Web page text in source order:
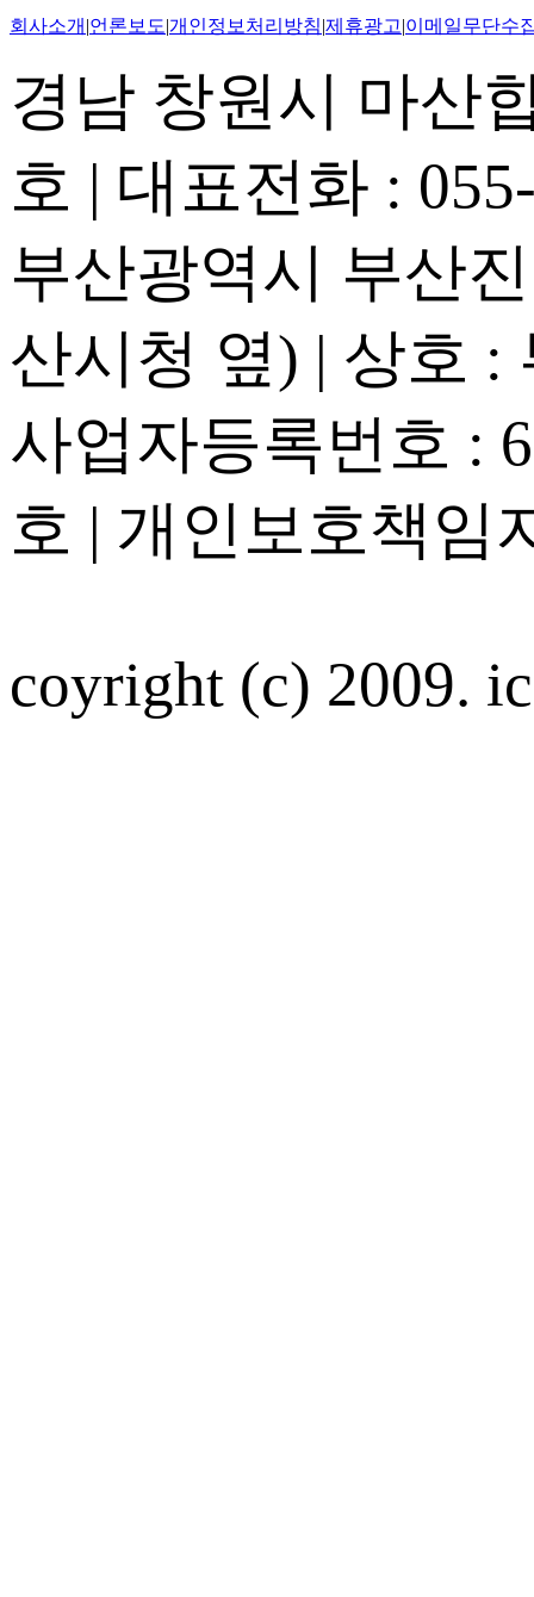
회사소개 |언론보도|개인정보처리방침|제휴광고|이메일무단수
경남 창원시 마산
호 | 대표전화 :
부산광역시 부산
산시청 옆) | 상호 :
사업자등록번호 :
호 | 개인보호책임
coyright (c) 2009.